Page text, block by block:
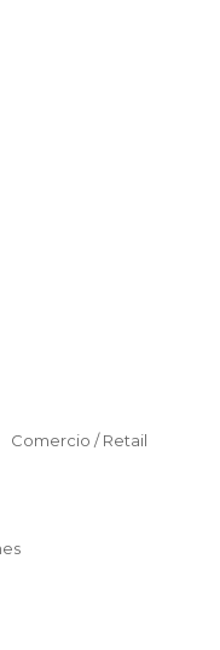
Comercio / Retail